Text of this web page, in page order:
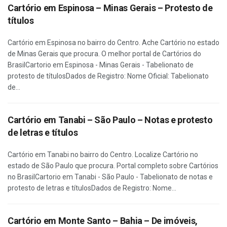
Cartório em Espinosa – Minas Gerais – Protesto de
títulos
Cartório em Espinosa no bairro do Centro. Ache Cartório no estado
de Minas Gerais que procura. O melhor portal de Cartórios do
BrasilCartorio em Espinosa - Minas Gerais - Tabelionato de
protesto de títulosDados de Registro: Nome Oficial: Tabelionato
de...
Cartório em Tanabi – São Paulo – Notas e protesto
de letras e títulos
Cartório em Tanabi no bairro do Centro. Localize Cartório no
estado de São Paulo que procura. Portal completo sobre Cartórios
no BrasilCartorio em Tanabi - São Paulo - Tabelionato de notas e
protesto de letras e títulosDados de Registro: Nome...
Cartório em Monte Santo – Bahia – De imóveis,